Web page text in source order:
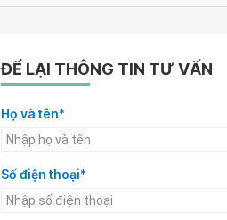
ĐỂ LẠI THÔNG TIN TƯ VẤN
Họ và tên*
Số điện thoại*